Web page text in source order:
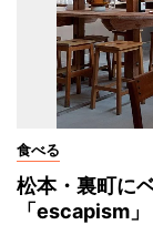
食べる
松本・裏町に
「escapism